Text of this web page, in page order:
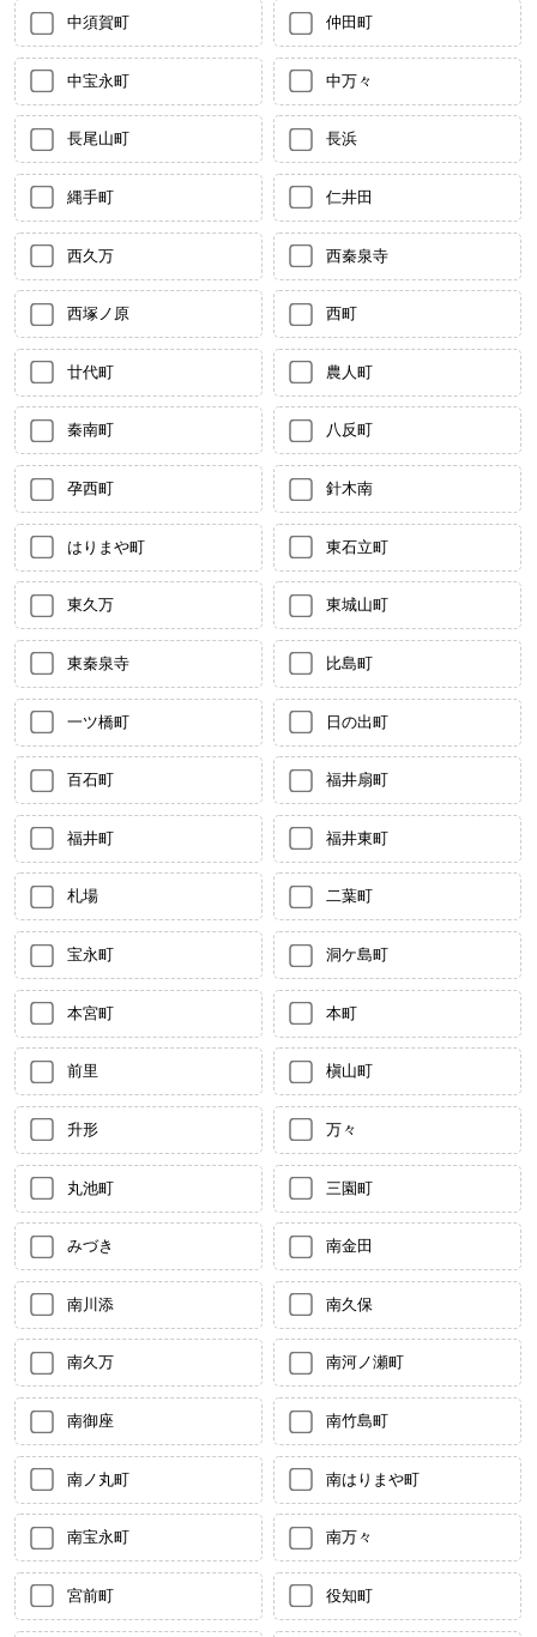
中須賀町 仲田町
中宝永町 中万々
長尾山町 長浜
縄手町 仁井田
西久万 西秦泉寺
西塚ノ原 西町
廿代町 農人町
秦南町 八反町
孕西町 針木南
はりまや町 東石立町
東久万 東城山町
東秦泉寺 比島町
一ツ橋町 日の出町
百石町 福井扇町
福井町 福井東町
札場 二葉町
宝永町 洞ケ島町
本宮町 本町
前里 槇山町
升形 万々
丸池町 三園町
みづき 南金田
南川添 南久保
南久万 南河ノ瀬町
南御座 南竹島町
南ノ丸町 南はりまや町
南宝永町 南万々
宮前町 役知町